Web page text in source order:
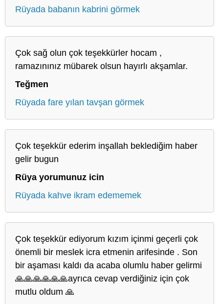
Rüyada babanın kabrini görmek
Çok sağ olun çok teşekkürler hocam ,
ramazınınız mübarek olsun hayırlı akşamlar.
Teğmen
Rüyada fare yılan tavşan görmek
Çok teşekkür ederim inşallah beklediğim haber
gelir bugun
Rüya yorumunuz icin
Rüyada kahve ikram edememek
Çok teşekkür ediyorum kızım içinmi geçerli çok
önemli bir meslek icra etmenin arifesinde . Son
bir aşaması kaldı da acaba olumlu haber gelirmi
🙏🙏🙏🙏🙏🙏ayrıca cevap verdiğiniz için çok
mutlu oldum 🙏